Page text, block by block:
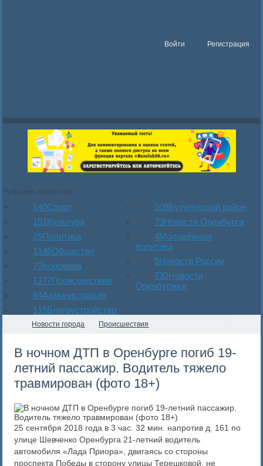
Войти Регистрация
Рубрики новостей
140Спорт
151 Культура
29Политика
1146Общество
7Экономика
1377Происшествия
84Администрация
115Благоустройство
109Бузулукский район
79Новости Оренбурга
4Молодёжная
политика
5Новости России
732Новости
Оренбуржья
Новости города Происшествия
В ночном ДТП в Оренбурге погиб 19-
летний пассажир. Водитель тяжело
травмирован (фото 18+)
25 сентября 2018 года в 3 час. 32 мин. напротив д. 161 по
улице Шевченко Оренбурга 21-летний водитель
автомобиля «Лада Приора», двигаясь со стороны
проспекта Победы в сторону улицы Терешковой, не